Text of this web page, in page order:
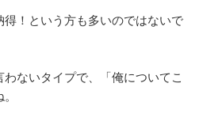
！という方も多いのではないで
ないタイプで、「俺についてこ